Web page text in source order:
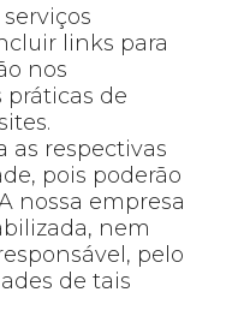
links para
nos
práticas de
as respectivas
pois poderão
nossa empresa
nem
pelo
de tais